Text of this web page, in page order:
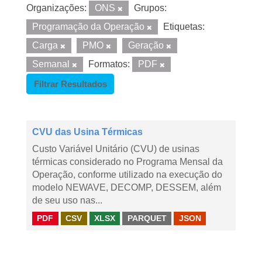
Organizações: ONS
Grupos:
Programação da Operação
Etiquetas:
Carga
PMO
Geração
Semanal
Formatos:
PDF
Filtrar Resultados
CVU das Usina Térmicas
Custo Variável Unitário (CVU) de usinas
térmicas considerado no Programa Mensal da
Operação, conforme utilizado na execução do
modelo NEWAVE, DECOMP, DESSEM, além
de seu uso nas...
PDF CSV XLSX PARQUET JSON